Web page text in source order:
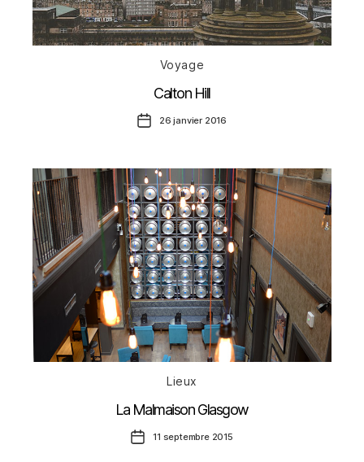
Catégories
Voyage
Calton Hill
Date
de
26 janvier 2016
Catégories
Lieux
La Malmaison Glasgow
Date
de
11 septembre 2015